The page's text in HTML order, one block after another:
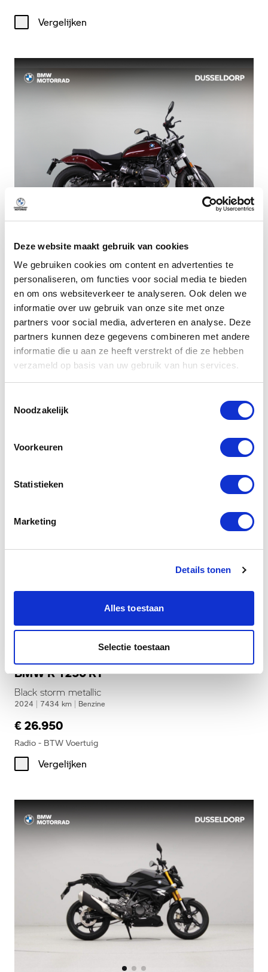
Deze website maakt gebruik van cookies
We gebruiken cookies om content en advertenties te
personaliseren, om functies voor social media te bieden
en om ons websiteverkeer te analyseren. Ook delen we
informatie over uw gebruik van onze site met onze
partners voor social media, adverteren en analyse. Deze
partners kunnen deze gegevens combineren met andere
informatie die u aan ze heeft verstrekt of die ze hebben
verzameld op basis van uw gebruik van hun services.
Noodzakelijk
Voorkeuren
Statistieken
Marketing
Details tonen
Alles toestaan
Selectie toestaan
Vergelijken
Beschikbaar
BMW R 12
Aventurinrot metallic
2024 | 1500 km| Benzine
€ 16.950
lage kilometerstand!
Dusseldorp Den Haag
BMW R 1250 RT
Black storm metallic
2024 | 7434 km | Benzine
€ 26.950
Radio - BTW Voertuig
Vergelijken